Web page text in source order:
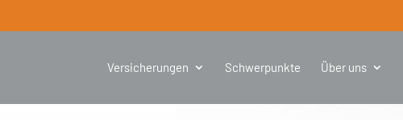
Versicherungen Schwerpunkte Über uns